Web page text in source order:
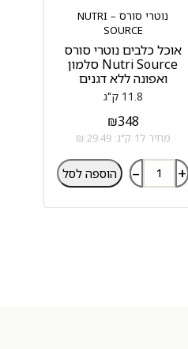
נוטרי סורס – NUTRI
SOURCE
אוכל כלבים נוטרי סורס
Nutri Source סלמון
ואפונה ללא דגנים
11.8 ק"ג
₪348
מחיר ל1 ק"ג: 29.49 ₪
– + הוספה לסל